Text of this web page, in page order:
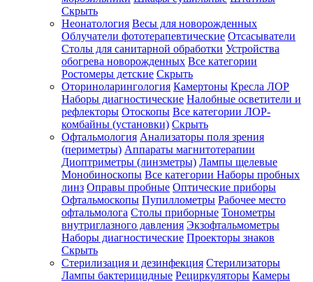
Отслеживание
статуса
заказа
Скрыть
Неонатология Весы для новорожденных
Облучатели фототерапевтические Отсасыватели
Столы для санитарной обработки Устройства
обогрева новорожденных Все категории
Ростомеры детские Скрыть
Оториноларингология Камертоны Кресла ЛОР
Наборы диагностические Налобные осветители и
рефлекторы Отоскопы Все категории ЛОР-
комбайны (установки) Скрыть
Офтальмология Анализаторы поля зрения
(периметры) Аппараты магнитотерапии
Диоптриметры (линзметры) Лампы щелевые
Монобиноскопы Все категории Наборы пробных
линз Оправы пробные Оптические приборы
Офтальмоскопы Пупиллометры Рабочее место
офтальмолога Столы приборные Тонометры
внутриглазного давления Экзофтальмометры
Наборы диагностические Проекторы знаков
Скрыть
Стерилизация и дезинфекция Стерилизаторы
Лампы бактерицидные Рециркуляторы Камеры